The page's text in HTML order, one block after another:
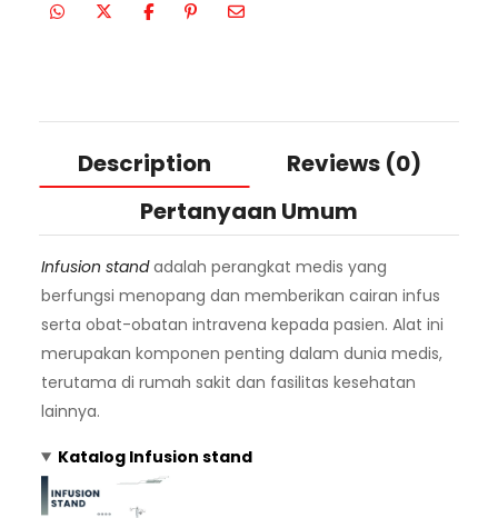
Description
Reviews (0)
Pertanyaan Umum
Infusion standadalah perangkat medis yang
berfungsi menopang dan memberikan cairan infus
serta obat-obatan intravena kepada pasien. Alat ini
merupakan komponen penting dalam dunia medis,
terutama di rumah sakit dan fasilitas kesehatan
lainnya.
Katalog Infusion stand